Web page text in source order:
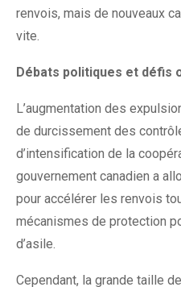
renvois, mais de nouveaux
vite.
Débats politiques et défis
L’augmentation des
de durcissement des
d’intensification de la
gouvernement canadien a
pour accélérer les renvois
mécanismes de protection
d’asile.
Cependant, la grande taille